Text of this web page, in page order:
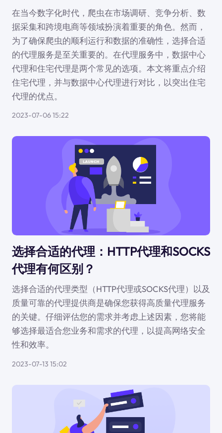
在当今数字化时代，爬虫在市场调研、竞争分析、数
据采集和跨境电商等领域扮演着重要的角色。然而，
为了确保爬虫的顺利运行和数据的准确性，选择合适
的代理服务是至关重要的。在代理服务中，数据中心
代理和住宅代理是两个常见的选项。本文将重点介绍
住宅代理，并与数据中心代理进行对比，以突出住宅
代理的优点。
2023-07-06 15:22
选择合适的代理：HTTP代理和SOCKS
代理有何区别？
选择合适的代理类型（HTTP代理或SOCKS代理）以及
质量可靠的代理提供商是确保您获得高质量代理服务
的关键。仔细评估您的需求并考虑上述因素，您将能
够选择最适合您业务和需求的代理，以提高网络安全
性和效率。
2023-07-13 15:02